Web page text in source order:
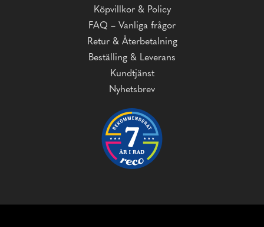
Köpvillkor & Policy
FAQ – Vanliga frågor
Retur & Återbetalning
Beställing & Leverans
Kundtjänst
Nyhetsbrev